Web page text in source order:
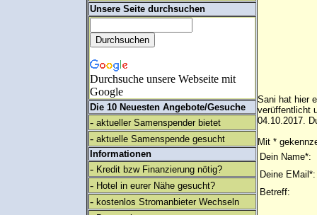
Unsere Seite durchsuchen
Durchsuche unsere Webseite mit
Google
Die 10 Neuesten Angebote/Gesuche
- aktueller Samenspender bietet
- aktuelle Samenspende gesucht
Informationen
- Kredit bzw Finanzierung nötig?
- Hotel in eurer Nähe gesucht?
- kostenlos Stromanbieter Wechseln
Sani hat hier
verüffentlicht
04.10.2017.
Mit *
Dein Name*:
Deine EMail*:
Betreff: